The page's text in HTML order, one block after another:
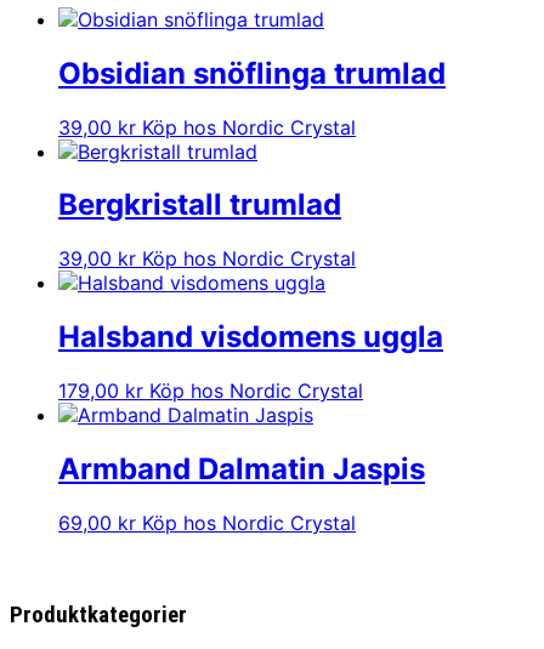
Obsidian snöflinga trumlad
39,00 kr Köp hos Nordic Crystal
Bergkristall trumlad
39,00 kr Köp hos Nordic Crystal
Halsband visdomens uggla
179,00 kr Köp hos Nordic Crystal
Armband Dalmatin Jaspis
69,00 kr Köp hos Nordic Crystal
Produktkategorier